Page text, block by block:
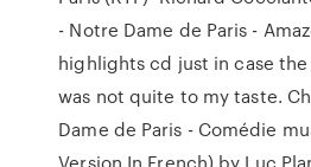
- Notre Dame de Paris -
highlights cd just in case
was not quite to my taste.
Dame de Paris - Comédie
Version In French) by Luc